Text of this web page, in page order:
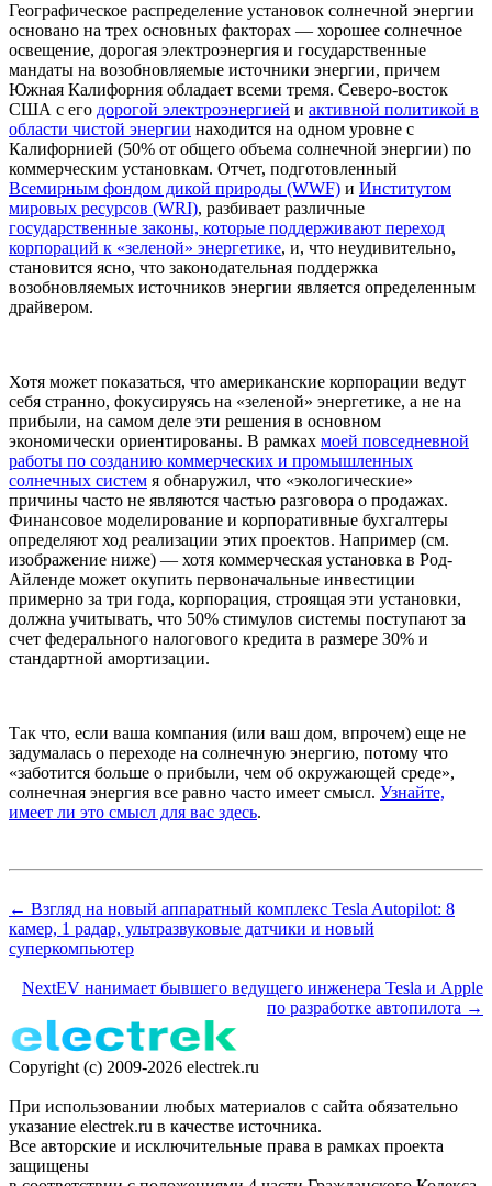
Географическое распределение установок солнечной энергии
основано на трех основных факторах — хорошее солнечное
освещение, дорогая электроэнергия и государственные
мандаты на возобновляемые источники энергии, причем
Южная Калифорния обладает всеми тремя. Северо-восток
США с его дорогой электроэнергией и активной политикой в
области чистой энергии находится на одном уровне с
Калифорнией (50% от общего объема солнечной энергии) по
коммерческим установкам. Отчет, подготовленный
Всемирным фондом дикой природы (WWF) и Институтом
мировых ресурсов (WRI), разбивает различные
государственные законы, которые поддерживают переход
корпораций к «зеленой» энергетике, и, что неудивительно,
становится ясно, что законодательная поддержка
возобновляемых источников энергии является определенным
драйвером.
Хотя может показаться, что американские корпорации ведут
себя странно, фокусируясь на «зеленой» энергетике, а не на
прибыли, на самом деле эти решения в основном
экономически ориентированы. В рамках моей повседневной
работы по созданию коммерческих и промышленных
солнечных систем я обнаружил, что «экологические»
причины часто не являются частью разговора о продажах.
Финансовое моделирование и корпоративные бухгалтеры
определяют ход реализации этих проектов. Например (см.
изображение ниже) — хотя коммерческая установка в Род-
Айленде может окупить первоначальные инвестиции
примерно за три года, корпорация, строящая эти установки,
должна учитывать, что 50% стимулов системы поступают за
счет федерального налогового кредита в размере 30% и
стандартной амортизации.
Так что, если ваша компания (или ваш дом, впрочем) еще не
задумалась о переходе на солнечную энергию, потому что
«заботится больше о прибыли, чем об окружающей среде»,
солнечная энергия все равно часто имеет смысл. Узнайте,
имеет ли это смысл для вас здесь.
← Взгляд на новый аппаратный комплекс Tesla Autopilot: 8
камер, 1 радар, ультразвуковые датчики и новый
суперкомпьютер
NextEV нанимает бывшего ведущего инженера Tesla и Apple
по разработке автопилота →
Copyright (c) 2009-2026 electrek.ru
При использовании любых материалов с сайта обязательно
указание electrek.ru в качестве источника.
Все авторские и исключительные права в рамках проекта
защищены